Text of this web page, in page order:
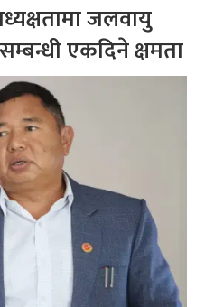
जलवायु
एकदिने क्षमता